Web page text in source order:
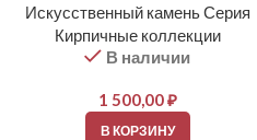
Искусственный камень Серия
Кирпичные коллекции
В наличии
1 500,00₽
В КОРЗИНУ